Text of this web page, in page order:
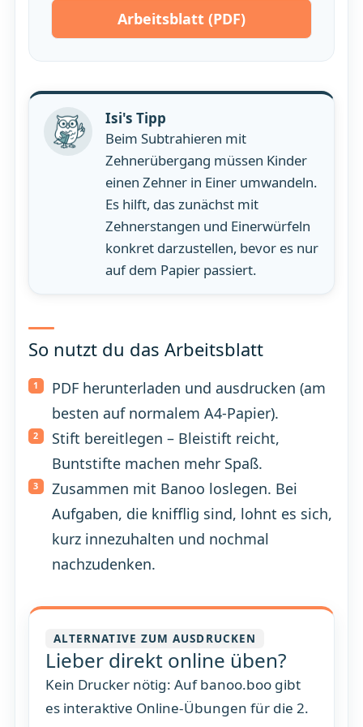
Arbeitsblatt (PDF)
Isi's Tipp
Beim Subtrahieren mit
Zehnerübergang müssen Kinder
einen Zehner in Einer umwandeln.
Es hilft, das zunächst mit
Zehnerstangen und Einerwürfeln
konkret darzustellen, bevor es nur
auf dem Papier passiert.
So nutzt du das Arbeitsblatt
PDF herunterladen und ausdrucken (am
besten auf normalem A4-Papier).
Stift bereitlegen – Bleistift reicht,
Buntstifte machen mehr Spaß.
Zusammen mit Banoo loslegen. Bei
Aufgaben, die knifflig sind, lohnt es sich,
kurz innezuhalten und nochmal
nachzudenken.
ALTERNATIVE ZUM AUSDRUCKEN
Lieber direkt online üben?
Kein Drucker nötig: Auf banoo.boo gibt
es interaktive Online-Übungen für die 2.